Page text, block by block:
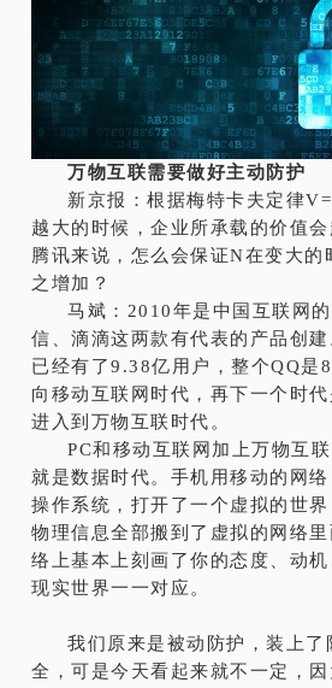
万物互联需要做好主动防护
新京报：根据梅特卡夫定律
越大的时候，企业所承载的价值
腾讯来说，怎么会保证N在变大的
之增加？
马斌：2010年是中国互联网
信、滴滴这两款有代表的产品创
已经有了9.38亿用户，整个QQ是
向移动互联网时代，再下一个时
进入到万物互联时代。
PC和移动互联网加上万物互
就是数据时代。手机用移动的网
操作系统，打开了一个虚拟的世
物理信息全部搬到了虚拟的网络
络上基本上刻画了你的态度、动
现实世界一一对应。
我们原来是被动防护，装上了
全，可是今天看起来就不一定，因